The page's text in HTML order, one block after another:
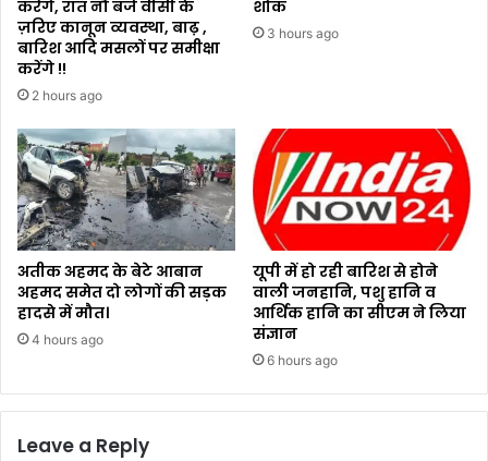
करेंगे, रात नौ बजे वीसी के
ज़रिए कानून व्यवस्था, बाढ़ ,
बारिश आदि मसलों पर समीक्षा
करेंगे !!
2 hours ago
शोक
3 hours ago
अतीक अहमद के बेटे आबान
अहमद समेत दो लोगों की सड़क
हादसे में मौत।
4 hours ago
यूपी में हो रही बारिश से होने
वाली जनहानि, पशु हानि व
आर्थिक हानि का सीएम ने लिया
संज्ञान
6 hours ago
Leave a Reply